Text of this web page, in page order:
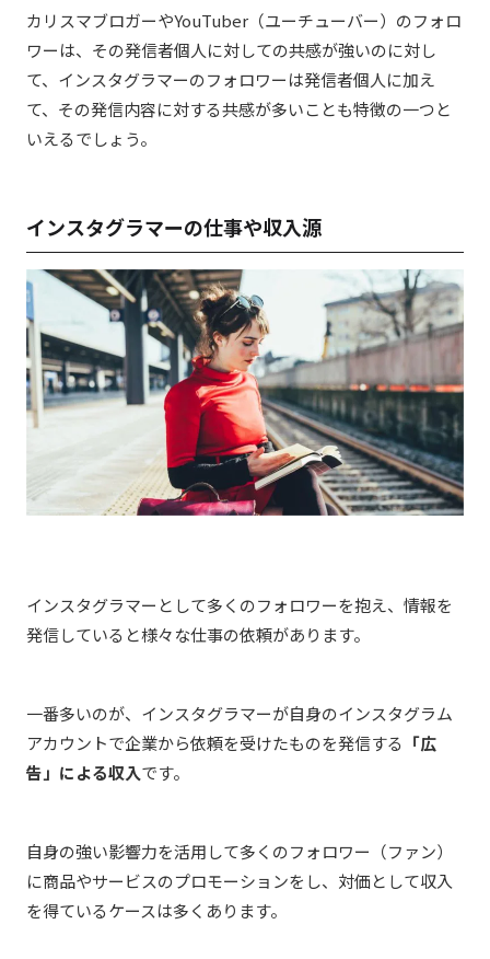
カリスマブロガーやYouTuber（ユーチューバー）のフォロ
ワーは、その発信者個人に対しての共感が強いのに対し
て、インスタグラマーのフォロワーは発信者個人に加え
て、その発信内容に対する共感が多いことも特徴の一つと
いえるでしょう。
インスタグラマーの仕事や収入源
インスタグラマーとして多くのフォロワーを抱え、情報を
発信していると様々な仕事の依頼があります。
一番多いのが、インスタグラマーが自身のインスタグラム
アカウントで企業から依頼を受けたものを発信する 「広
告」による収入です。
自身の強い影響力を活用して多くのフォロワー（ファン）
に商品やサービスのプロモーションをし、対価として収入
を得ているケースは多くあります。